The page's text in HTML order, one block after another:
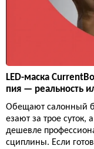
LED-маска
пия — реальность
Обещают салонный
езают за трое
дешевле
сциплины. Если